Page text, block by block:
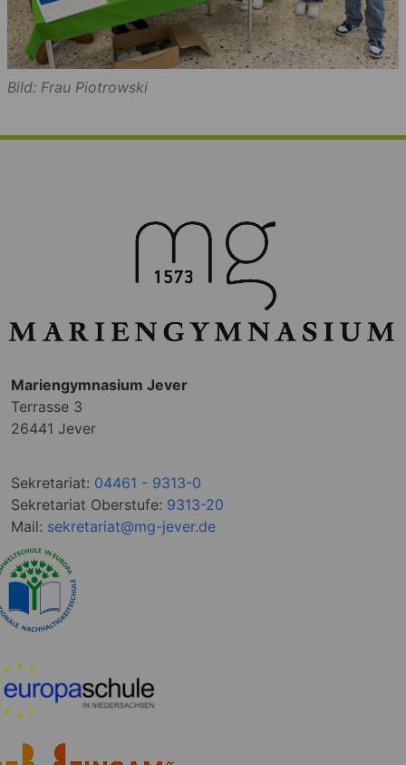
Bild: Frau Piotrowski
Mariengymnasium Jever
Terrasse 3
26441 Jever
Sekretariat: 04461 - 9313-0
Sekretariat Oberstufe: 9313-20
Mail: sekretariat@mg-jever.de